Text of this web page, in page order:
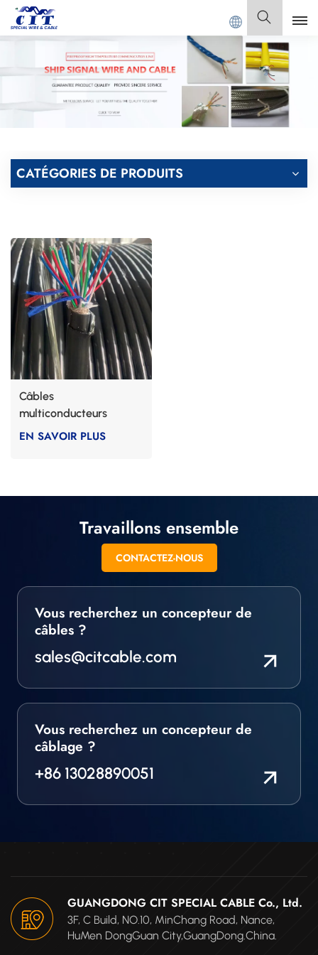
GUANGDONG CIT SPECIAL CABLE Co., Ltd.
Français
English
Français
Italiano
CATÉGORIES DE PRODUITS
Câbles
multiconducteurs
spéciaux haute
EN SAVOIR PLUS
Travaillons ensemble
CONTACTEZ-NOUS
Vous recherchez un concepteur de
câbles ?
sales@citcable.com
Vous recherchez un concepteur de
câblage ?
+86 13028890051
GUANGDONG CIT SPECIAL CABLE Co., Ltd.
3F, C Build, NO.10, MinChang Road, Nance,
HuMen DongGuan City,GuangDong.China.